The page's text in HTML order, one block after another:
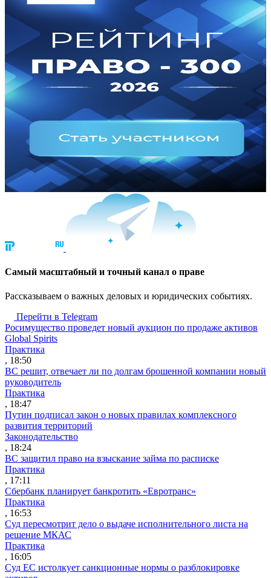
Cамый масштабный и точный канал о праве
Рассказываем о важных деловых и юридических событиях.
Перейти в Telegram
Росимущество проведет новый аукцион по продаже активов
Global Spirits
Практика
, 18:50
ВС решит, отвечает ли по долгам брошенной компании новый
руководитель
Практика
, 18:47
Путин подписал закон о новых правилах комплексного
развития территорий
Законодательство
, 18:24
ВС защитил право на взыскание займа по расписке
Практика
, 17:11
Сбербанк планирует банкротить «Евротранс»
Практика
, 16:53
Суд пересмотрит дело о выдаче исполнительного листа на
решение МКАС
Практика
, 16:05
Суд ЕС истолкует санкционные нормы о разблокировке